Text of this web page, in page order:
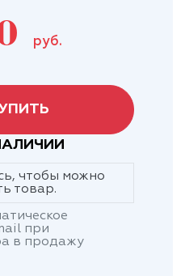
руб.
чтобы можно
товар.
при
в продажу